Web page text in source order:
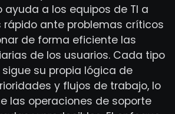
ayuda a los equipos de TI a
rápido ante problemas críticos
de forma eficiente las
de los usuarios. Cada tipo
su propia lógica de
y flujos de trabajo, lo
las operaciones de soporte